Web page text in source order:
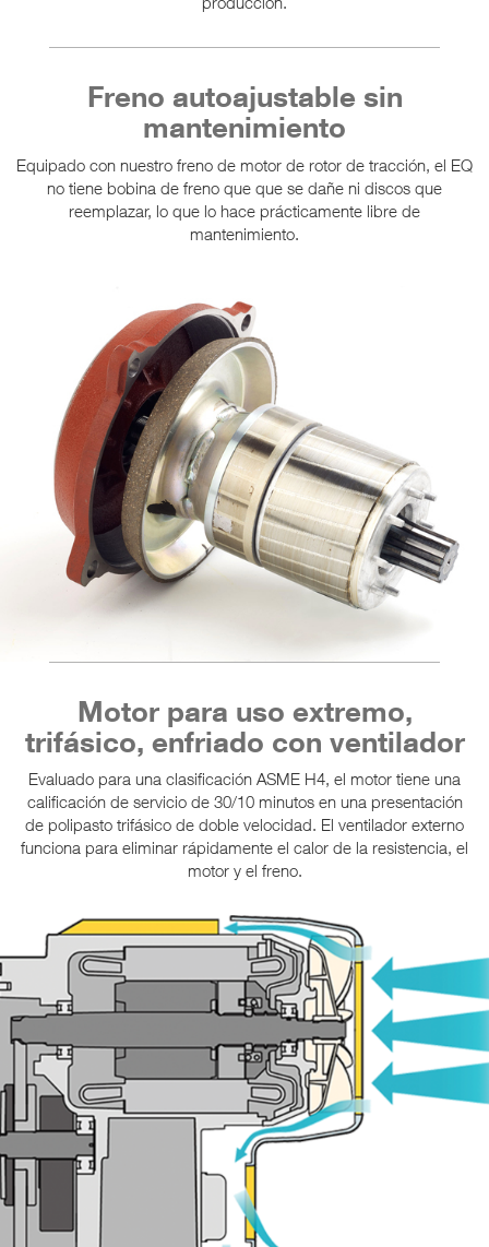
Freno autoajustable sin
mantenimiento
Equipado con nuestro freno de motor de rotor de tracción, el EQ
no tiene bobina de freno que que se dañe ni discos que
reemplazar, lo que lo hace prácticamente libre de
mantenimiento.
Motor para uso extremo,
trifásico, enfriado con ventilador
Evaluado para una clasificación ASME H4, el motor tiene una
calificación de servicio de 30/10 minutos en una presentación
de polipasto trifásico de doble velocidad. El ventilador externo
funciona para eliminar rápidamente el calor de la resistencia, el
motor y el freno.